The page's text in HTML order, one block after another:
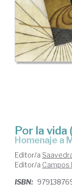
Por la
Homenaje
Editor/a
Editor/a Campos
ISBN: